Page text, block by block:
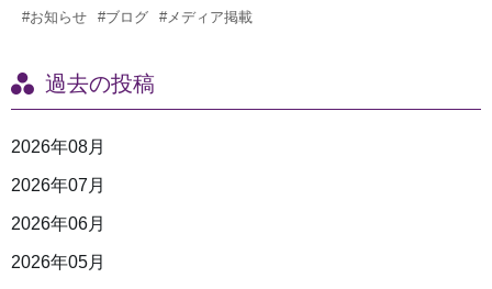
#お知らせ #ブログ #メディア掲載
過去の投稿
2026年08月
2026年07月
2026年06月
2026年05月